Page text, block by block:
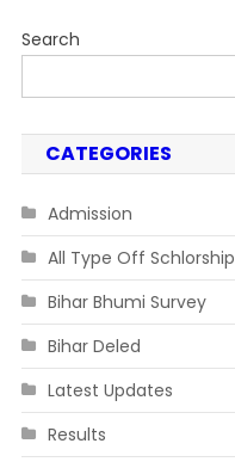
Search
CATEGORIES
Admission
All Type Off Schlorship
Bihar Bhumi Survey
Bihar Deled
Latest Updates
Results